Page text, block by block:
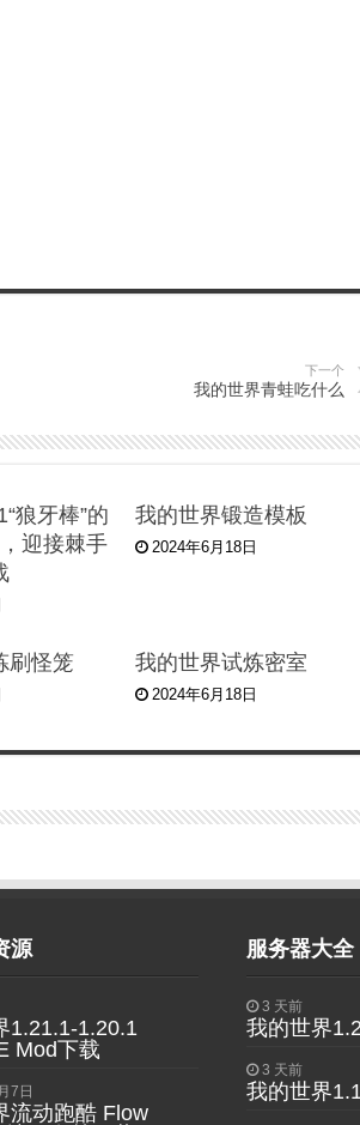
下一个
我的世界青蛙吃什么
狼牙棒”的
迎接棘手
我的世界锻造模板
2024年6月18日
刷怪笼 我的世界试炼密室
2024年6月18日
源
1.21.1-1.20.1
Mod下载
7日
流动跑酷 Flow
服务器大全
3 天前
我的世界
3 天前
我的世界